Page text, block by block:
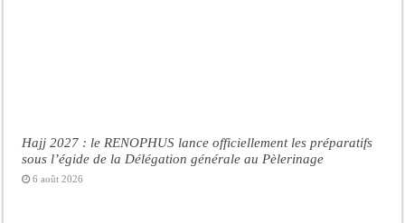
Hajj 2027 : le RENOPHUS lance officiellement les préparatifs
sous l’égide de la Délégation générale au Pèlerinage
6 août 2026